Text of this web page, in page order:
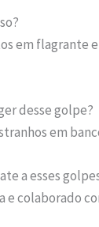
em
desse golpe?
em
a esses
e colaborado